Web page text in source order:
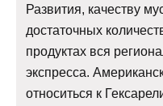
Развития, качеству
достаточных
продуктах вся
экспресса.
относиться к